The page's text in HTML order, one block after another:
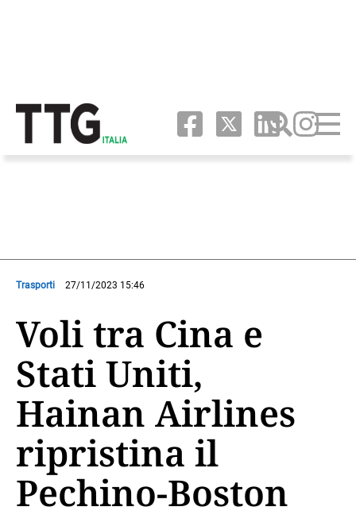
Trasporti 27/11/2023 15:46
Voli tra Cina e
Stati Uniti,
Hainan Airlines
ripristina il
Pechino-Boston